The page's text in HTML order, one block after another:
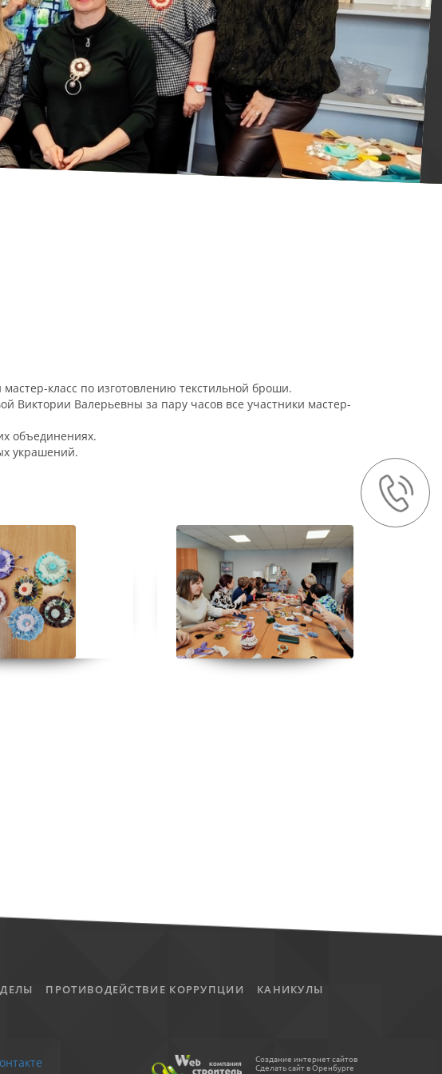
класс по изготовлению текстильной броши.
Виктории Валерьевны за пару часов все участники мастер-
объединениях.
украшений.
ПРОТИВОДЕЙСТВИЕ КОРРУПЦИИ
КАНИКУЛЫ
Создание интернет сайтов
Сделать сайт в Оренбурге